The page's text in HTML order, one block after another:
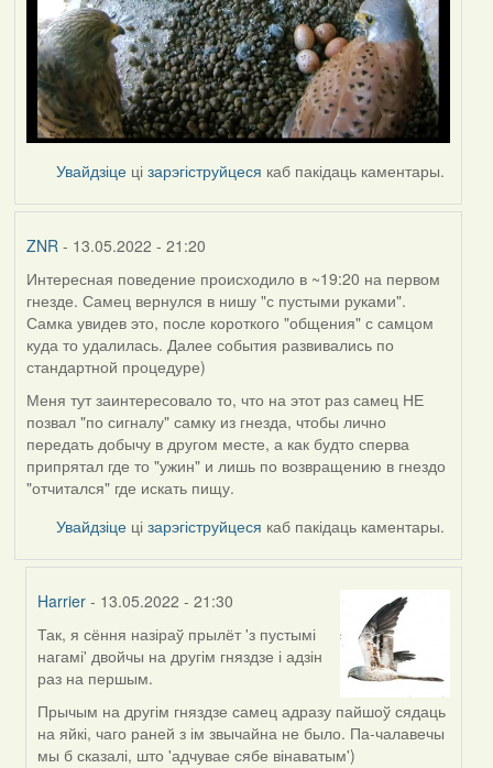
Увайдзіце цізарэгіструйцеся каб пакідаць каментары.
ZNR- 13.05.2022 - 21:20
Интересная поведение происходило в ~19:20 на первом
гнезде. Самец вернулся в нишу "с пустыми руками".
Самка увидев это, после короткого "общения" с самцом
куда то удалилась. Далее события развивались по
стандартной процедуре)
Меня тут заинтересовало то, что на этот раз самец НЕ
позвал "по сигналу" самку из гнезда, чтобы лично
передать добычу в другом месте, а как будто сперва
припрятал где то "ужин" и лишь по возвращению в гнездо
"отчитался" где искать пищу.
Увайдзіце цізарэгіструйцеся каб пакідаць каментары.
Harrier - 13.05.2022 - 21:30
In
reply
to
by
ZNR
Так, я сёння назіраў прылёт 'з пустымі
нагамі' двойчы на другім гняздзе і адзін
раз на першым.
Прычым на другім гняздзе самец адразу пайшоў сядаць
на яйкі, чаго раней з ім звычайна не было. Па-чалавечы
мы б сказалі, што 'адчувае сябе вінаватым')